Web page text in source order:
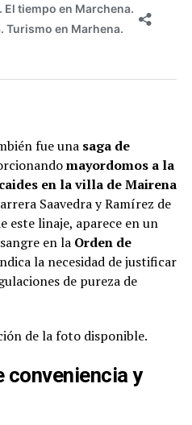
fue una saga de
mayordomos a la
en la villa de Mairena
Saavedra y Ramírez de
este linaje, aparece en un
en la Orden de
la necesidad de justificar
de pureza de
conveniencia y